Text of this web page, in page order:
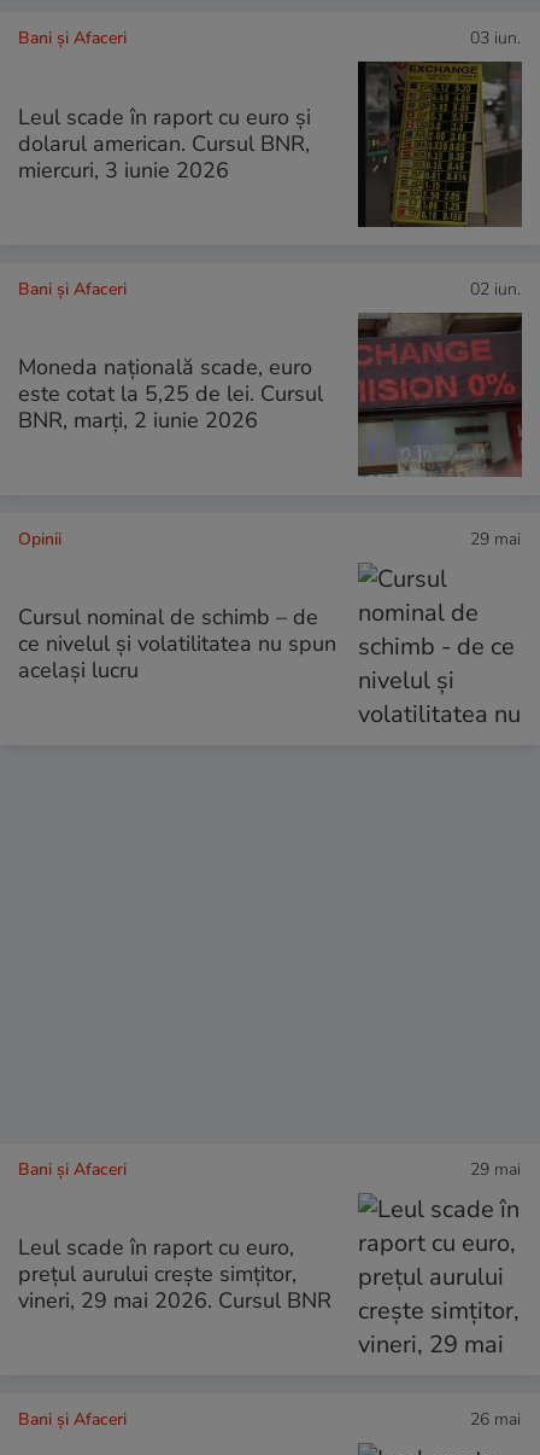
Bani și Afaceri 03 iun.
Leul scade în raport cu euro și
dolarul american. Cursul BNR,
miercuri, 3 iunie 2026
Bani și Afaceri 02 iun.
Moneda națională scade, euro
este cotat la 5,25 de lei. Cursul
BNR, marți, 2 iunie 2026
Opinii 29 mai
Cursul nominal de schimb – de
ce nivelul și volatilitatea nu spun
același lucru
Bani și Afaceri 29 mai
Leul scade în raport cu euro,
prețul aurului crește simțitor,
vineri, 29 mai 2026. Cursul BNR
Bani și Afaceri 26 mai